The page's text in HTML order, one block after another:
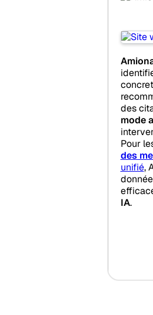
des
mode
Pour
des
unifié,
IA.